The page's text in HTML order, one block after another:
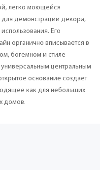
легко моющейся
демонстрации декора,
Его
органично вписывается в
богемном и стиле
центральным
основание создает
как для небольших
домов.